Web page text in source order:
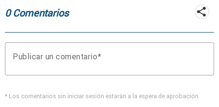
0 Comentarios
Publicar un comentario
* Los comentarios sin iniciar sesión estarán a la espera de aprobación